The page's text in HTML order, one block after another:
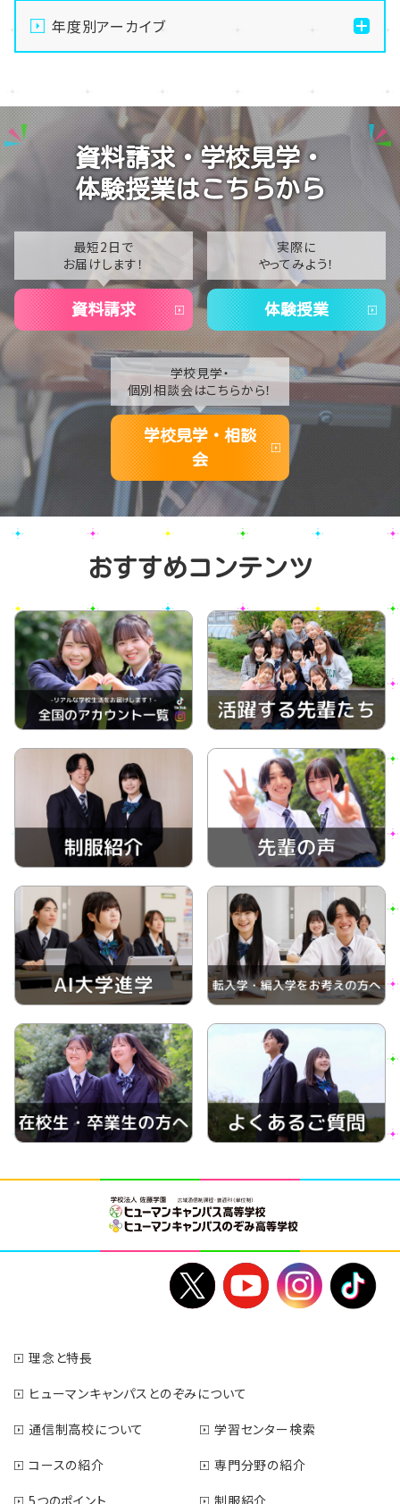
せです！🌻
【仙台第二・仙台駅前】☆マンガ・イラスト☆夏の特別講
【仙台第二・仙台駅前】☆声優・タレント☆アフレコ体験
が行われました！🎤
【仙台第二・仙台駅前】☆ヘアメイク☆撮影実習が行わ
れました！
【仙台第二・仙台駅前】前期スクーリングのオリエンテ
ーションが行われました！
年度別アーカイブ
2025
2024
2023
2021
2020
資料請求・学校見学・
体験授業はこちらから
最短2日で
お届けします！
資料請求
実際に
やってみよう！
体験授業
学校見学・
個別相談会はこちらから！
学校見学・相談
会
おすすめコンテンツ
理念と特長
ヒューマンキャンパスとのぞみについて
通信制高校について
学習センター検索
コースの紹介
専門分野の紹介